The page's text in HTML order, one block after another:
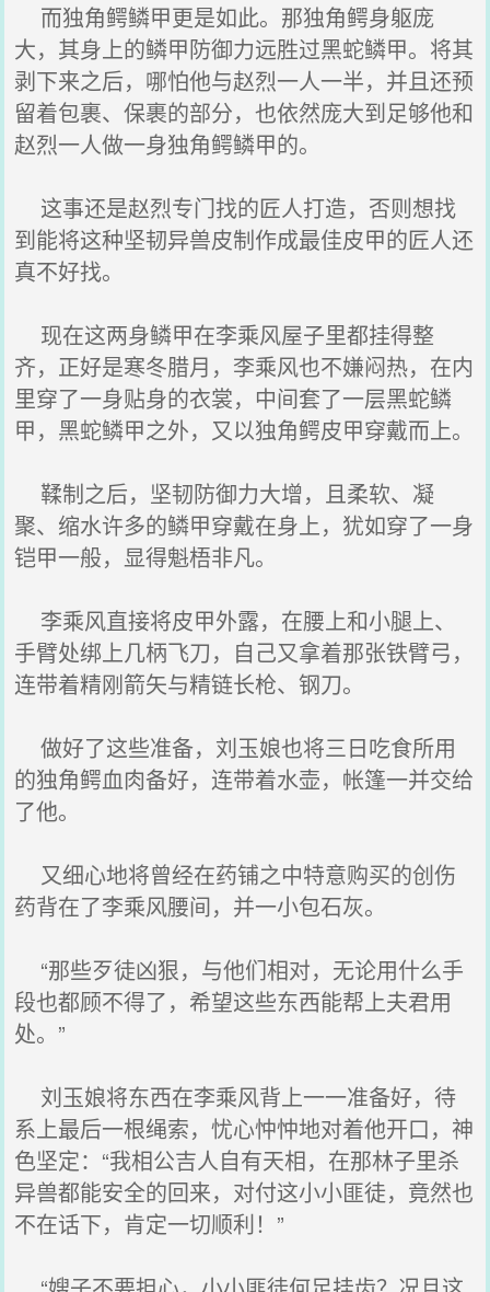
而独角鳄鳞甲更是如此。那独角鳄身躯庞
大，其身上的鳞甲防御力远胜过黑蛇鳞甲。将其
剥下来之后，哪怕他与赵烈一人一半，并且还预
留着包裹、保裹的部分，也依然庞大到足够他和
赵烈一人做一身独角鳄鳞甲的。
这事还是赵烈专门找的匠人打造，否则想找
到能将这种坚韧异兽皮制作成最佳皮甲的匠人还
真不好找。
现在这两身鳞甲在李乘风屋子里都挂得整
齐，正好是寒冬腊月，李乘风也不嫌闷热，在内
里穿了一身贴身的衣裳，中间套了一层黑蛇鳞
甲，黑蛇鳞甲之外，又以独角鳄皮甲穿戴而上。
鞣制之后，坚韧防御力大增，且柔软、凝
聚、缩水许多的鳞甲穿戴在身上，犹如穿了一身
铠甲一般，显得魁梧非凡。
李乘风直接将皮甲外露，在腰上和小腿上、
手臂处绑上几柄飞刀，自己又拿着那张铁臂弓，
连带着精刚箭矢与精链长枪、钢刀。
做好了这些准备，刘玉娘也将三日吃食所用
的独角鳄血肉备好，连带着水壶，帐篷一并交给
了他。
又细心地将曾经在药铺之中特意购买的创伤
药背在了李乘风腰间，并一小包石灰。
“那些歹徒凶狠，与他们相对，无论用什么手
段也都顾不得了，希望这些东西能帮上夫君用
处。”
刘玉娘将东西在李乘风背上一一准备好，待
系上最后一根绳索，忧心忡忡地对着他开口，神
色坚定：“我相公吉人自有天相，在那林子里杀
异兽都能安全的回来，对付这小小匪徒，竟然也
不在话下，肯定一切顺利！”